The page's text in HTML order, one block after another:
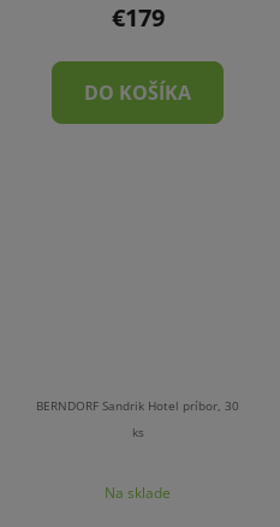
€179
DO KOŠÍKA
BERNDORF Sandrik Hotel príbor, 30
ks
Na sklade